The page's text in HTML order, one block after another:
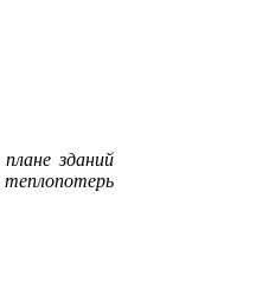
зданий
теплопотерь